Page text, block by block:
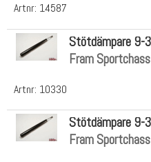
Artnr: 14587
Artnr: 10330
Stötdämpare 9-
Fram
Stötdämpare 9-
Fram